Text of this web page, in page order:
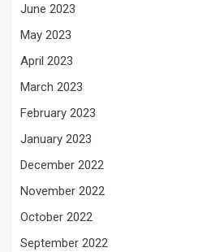
June 2023
May 2023
April 2023
March 2023
February 2023
January 2023
December 2022
November 2022
October 2022
September 2022